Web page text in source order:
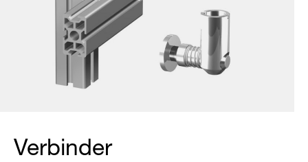
Verbinder